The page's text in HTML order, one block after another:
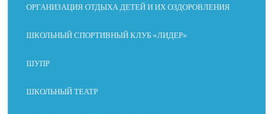
ОРГАНИЗАЦИЯ ОТДЫХА ДЕТЕЙ И ИХ ОЗДОРОВЛЕНИЯ
ШКОЛЬНЫЙ СПОРТИВНЫЙ КЛУБ «ЛИДЕР»
ШУПР
ШКОЛЬНЫЙ ТЕАТР